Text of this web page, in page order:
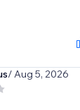
/ Aug 5, 2026